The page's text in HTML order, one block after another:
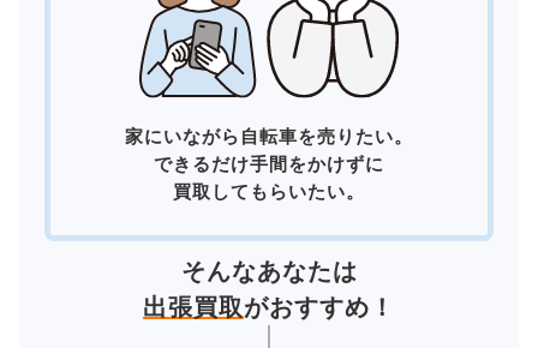
家にいながら自転車を売りたい。
できるだけ手間をかけずに
買取してもらいたい。
そんなあなたは
出張買取がおすすめ！